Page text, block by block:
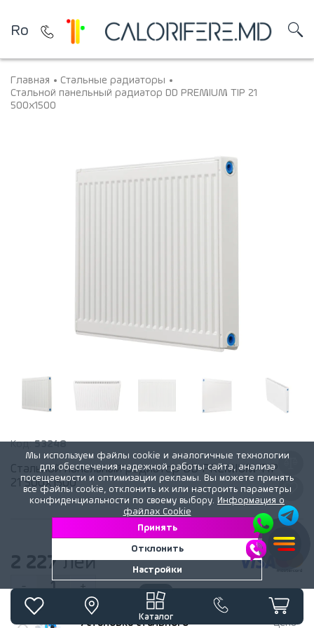
Ro
Каталог
Главная
Стальные радиаторы
Стальной панельный радиатор DD PREMIUM TIP 21
500x1500
Код:53248
Стальной панельный радиатор DD PREMIUM TIP
21 500x1500
2 227лей
- 1 +
Установка стального Цена
Мы используем файлы cookie и аналогичные технологии
для обеспечения надежной работы сайта, анализа
посещаемости и оптимизации рекламы. Вы можете принять
все файлы cookie, отклонить их или настроить параметры
конфиденциальности по своему выбору. Информация о
файлах Cookie
Принять
Отклонить
Настройки